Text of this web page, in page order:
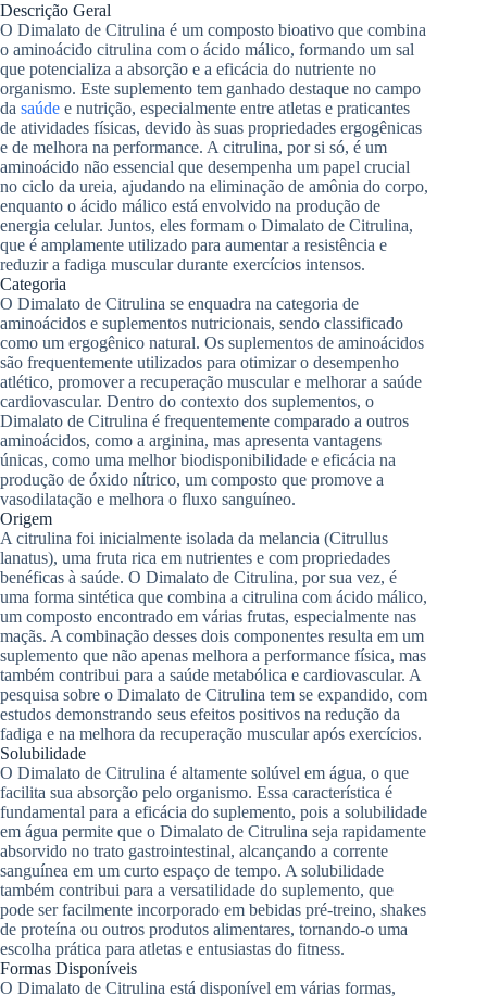
Descrição Geral
O Dimalato de Citrulina é um composto bioativo que combina
o aminoácido citrulina com o ácido málico, formando um sal
que potencializa a absorção e a eficácia do nutriente no
organismo. Este suplemento tem ganhado destaque no campo
da saúde e nutrição, especialmente entre atletas e praticantes
de atividades físicas, devido às suas propriedades ergogênicas
e de melhora na performance. A citrulina, por si só, é um
aminoácido não essencial que desempenha um papel crucial
no ciclo da ureia, ajudando na eliminação de amônia do corpo,
enquanto o ácido málico está envolvido na produção de
energia celular. Juntos, eles formam o Dimalato de Citrulina,
que é amplamente utilizado para aumentar a resistência e
reduzir a fadiga muscular durante exercícios intensos.
Categoria
O Dimalato de Citrulina se enquadra na categoria de
aminoácidos e suplementos nutricionais, sendo classificado
como um ergogênico natural. Os suplementos de aminoácidos
são frequentemente utilizados para otimizar o desempenho
atlético, promover a recuperação muscular e melhorar a saúde
cardiovascular. Dentro do contexto dos suplementos, o
Dimalato de Citrulina é frequentemente comparado a outros
aminoácidos, como a arginina, mas apresenta vantagens
únicas, como uma melhor biodisponibilidade e eficácia na
produção de óxido nítrico, um composto que promove a
vasodilatação e melhora o fluxo sanguíneo.
Origem
A citrulina foi inicialmente isolada da melancia (Citrullus
lanatus), uma fruta rica em nutrientes e com propriedades
benéficas à saúde. O Dimalato de Citrulina, por sua vez, é
uma forma sintética que combina a citrulina com ácido málico,
um composto encontrado em várias frutas, especialmente nas
maçãs. A combinação desses dois componentes resulta em um
suplemento que não apenas melhora a performance física, mas
também contribui para a saúde metabólica e cardiovascular. A
pesquisa sobre o Dimalato de Citrulina tem se expandido, com
estudos demonstrando seus efeitos positivos na redução da
fadiga e na melhora da recuperação muscular após exercícios.
Solubilidade
O Dimalato de Citrulina é altamente solúvel em água, o que
facilita sua absorção pelo organismo. Essa característica é
fundamental para a eficácia do suplemento, pois a solubilidade
em água permite que o Dimalato de Citrulina seja rapidamente
absorvido no trato gastrointestinal, alcançando a corrente
sanguínea em um curto espaço de tempo. A solubilidade
também contribui para a versatilidade do suplemento, que
pode ser facilmente incorporado em bebidas pré-treino, shakes
de proteína ou outros produtos alimentares, tornando-o uma
escolha prática para atletas e entusiastas do fitness.
Formas Disponíveis
O Dimalato de Citrulina está disponível em várias formas,